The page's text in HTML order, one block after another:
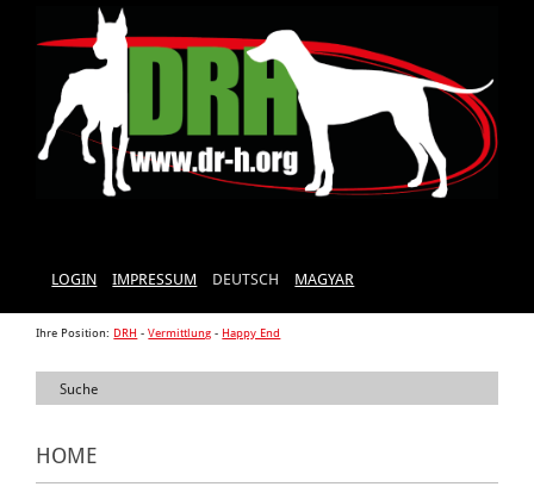
LOGIN IMPRESSUM DEUTSCH MAGYAR
Ihre Position: DRH -Vermittlung - Happy End
HOME